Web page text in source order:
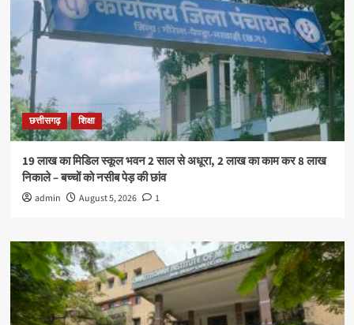
छत्तीसगढ़ शिक्षा
19 लाख का मिडिल स्कूल भवन 2 साल से अधूरा, 2 लाख का काम कर 8 लाख
निकाले – बच्चों को नसीब पेड़ की छांव
admin August 5, 2026 1